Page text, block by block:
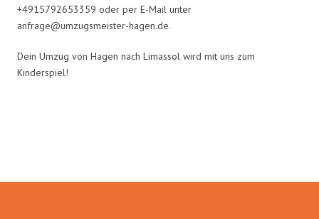
+4915792653359 oder per E-Mail unter
anfrage@umzugsmeister-hagen.de.
Dein Umzug von Hagen nach Limassol wird mit uns zum
Kinderspiel!